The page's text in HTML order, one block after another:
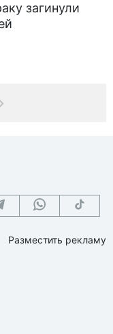
загинули
Разместить рекламу